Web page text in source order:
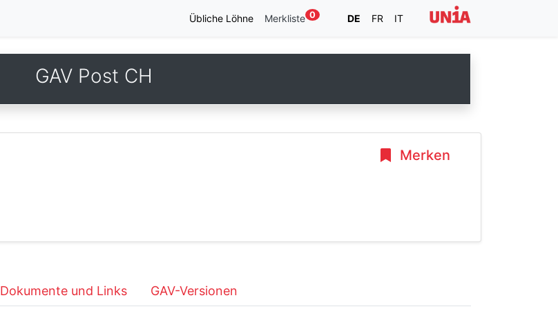
Übliche Löhne Merkliste 0 DE FR IT
GAV Post CH
Merken
Dokumente und Links GAV-Versionen